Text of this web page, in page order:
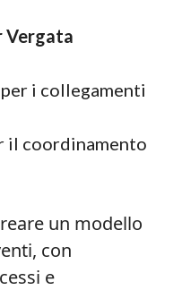
Vergata
per i collegamenti
il coordinamento
un modello
con
e